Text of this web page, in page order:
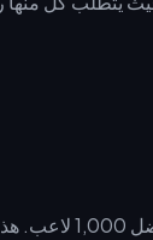
يقدم حدث رمضان 2026 (من أواخر